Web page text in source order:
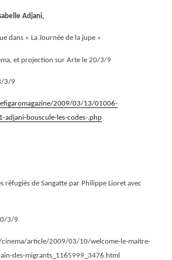
Adjani,
dans « La Journée de la jupe »
et projection sur Arte le 20/3/9
3/9
2009/03/13/01006-
adjani-bouscule-les-codes-.php
réfugiés de Sangatte par Philippe Lioret avec
3/9
article/2009/03/10/welcome-le-maitre-
des-migrants_1165999_3476.html